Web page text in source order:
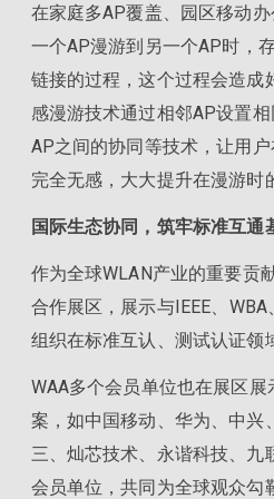
在家庭多AP覆盖、园区移动
一个AP漫游到另一个AP时，
链接的过程，这个过程会造成
感漫游技术通过相邻AP设置相
AP之间的协同等技术，让用
完全无感，大大提升在漫游时
国际生态协同，筑牢标准互通
作为全球WLAN产业的重要贡
合作展区，展示与IEEE、
组织在标准互认、测试认证领
WAA多个会员单位也在展区
案，如中国移动、华为、中兴
三、灿芯技术、永谐科技、九
会员单位，共同为全球观众勾